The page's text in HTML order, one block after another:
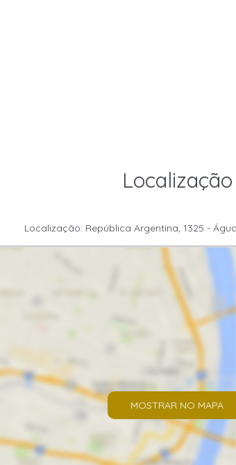
Localização
Localização: República Argentina, 1325 -
MOSTRAR NO MAPA